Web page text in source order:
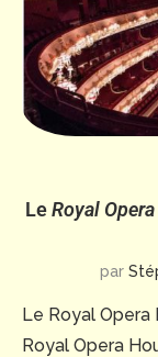
LeRoyal
par
Le Royal Opera
Royal Opera